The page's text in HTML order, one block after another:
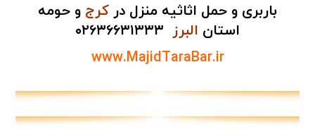
باربری و حمل اثاثیه منزل در کرج و حومه
استان البرز ۰۲۶۳۶۶۳۱۳۳۳
www.MajidTaraBar.ir